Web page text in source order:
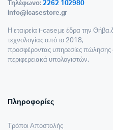
Τηλέφωνο: 2262 102980
info@icasestore.gr
Η εταιρεία i-case με έδρα την
τεχνολογίας από το 2018,
προσφέροντας υπηρεσίες πώλησης
περιφερειακά υπολογιστών.
Πληροφορίες
Τρόποι Αποστολής